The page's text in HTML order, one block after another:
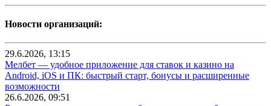
Новости организаций:
29.6.2026, 13:15
Мелбет — удобное приложение для ставок и казино на
Android, iOS и ПК: быстрый старт, бонусы и расширенные
возможности
26.6.2026, 09:51